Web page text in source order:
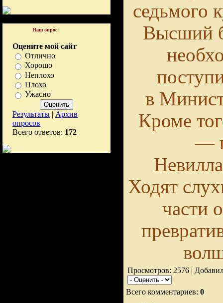
Наш опрос
Оцените мой сайт
Отлично
Хорошо
Неплохо
Плохо
Ужасно
Результаты | Архив
опросов
Всего ответов: 172
седьмого
Высший
в
Кроме
—
Ходят
части
Просмотров: 2576 |
Всего комментариев: 0